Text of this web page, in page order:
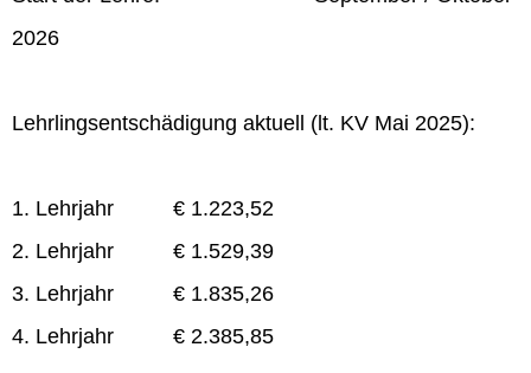
2026
Lehrlingsentschädigung aktuell (lt. KV Mai 2025):
1. Lehrjahr € 1.223,52
2. Lehrjahr € 1.529,39
3. Lehrjahr € 1.835,26
4. Lehrjahr € 2.385,85